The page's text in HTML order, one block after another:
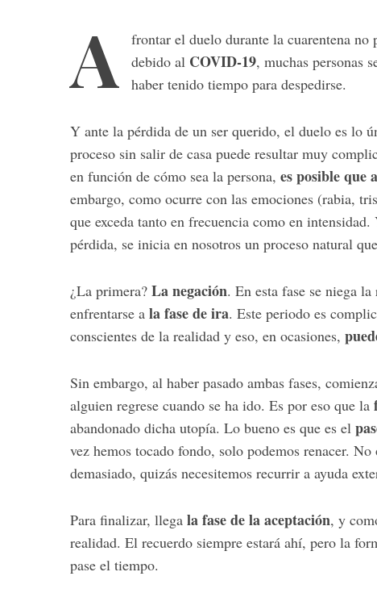
A
frontar el duelo durante la cuarentena no
debido al COVID-19, muchas personas
haber tenido tiempo para despedirse.
Y ante la pérdida de un ser querido, el duelo es lo
proceso sin salir de casa puede resultar muy
en función de cómo sea la persona, es posible que
embargo, como ocurre con las emociones (rabia,
que exceda tanto en frecuencia como en intensidad.
pérdida, se inicia en nosotros un proceso natural
¿La primera? La negación. En esta fase se niega
enfrentarse a la fase de ira. Este periodo es
conscientes de la realidad y eso, en ocasiones,
Sin embargo, al haber pasado ambas fases,
alguien regrese cuando se ha ido. Es por eso que la
abandonado dicha utopía. Lo bueno es que es el
vez hemos tocado fondo, solo podemos renacer.
demasiado, quizás necesitemos recurrir a ayuda
Para finalizar, llega la fase de la aceptación, y
realidad. El recuerdo siempre estará ahí, pero la
pase el tiempo.
e
a